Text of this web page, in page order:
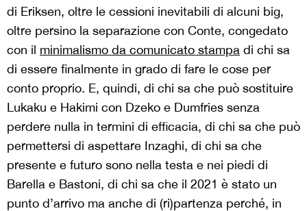
di Eriksen, oltre le cessioni inevitabili di alcuni big,
oltre persino la separazione con Conte, congedato
con il minimalismo da comunicato stampa di chi sa
di essere finalmente in grado di fare le cose per
conto proprio. E, quindi, di chi sa che può sostituire
Lukaku e Hakimi con Dzeko e Dumfries senza
perdere nulla in termini di efficacia, di chi sa che può
permettersi di aspettare Inzaghi, di chi sa che
presente e futuro sono nella testa e nei piedi di
Barella e Bastoni, di chi sa che il 2021 è stato un
punto d’arrivo ma anche di (ri)partenza perché, in